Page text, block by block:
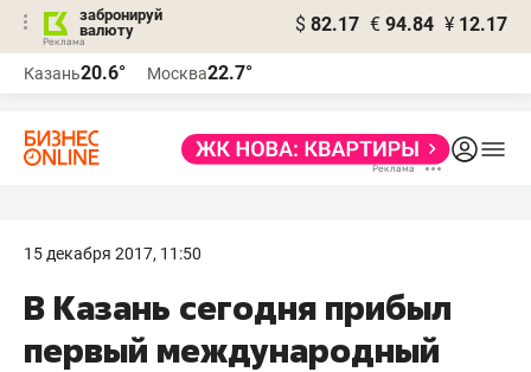
забронируй
валюту
$ 82.17 € 94.84 ¥ 12.17
Казань20.6° Москва22.7°
15 декабря 2017, 11:50
В Казань сегодня прибыл
первый международный